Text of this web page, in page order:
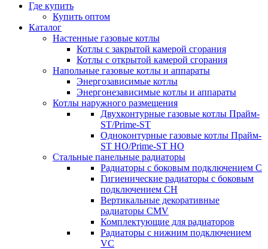
Где купить
Купить оптом
Каталог
Настенные газовые котлы
Котлы с закрытой камерой сгорания
Котлы с открытой камерой сгорания
Напольные газовые котлы и аппараты
Энергозависимые котлы
Энергонезависимые котлы и аппараты
Котлы наружного размещения
Двухконтурные газовые котлы Прайм-
ST/Prime-ST
Одноконтурные газовые котлы Прайм-
ST HO/Prime-ST HO
Стальные панельные радиаторы
Радиаторы c боковым подключением C
Гигиенические радиаторы c боковым
подключением CH
Вертикальные декоративные
радиаторы CMV
Комплектующие для радиаторов
Радиаторы c нижним подключением
VC